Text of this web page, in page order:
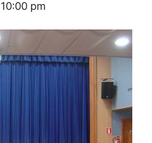
10:00 pm